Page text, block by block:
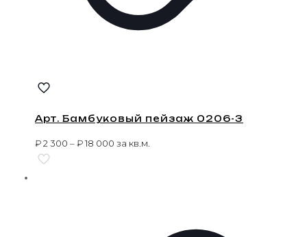
Арт. Бамбуковый пейзаж 0206-3
₽2 300 –₽18 000 за кв.м.